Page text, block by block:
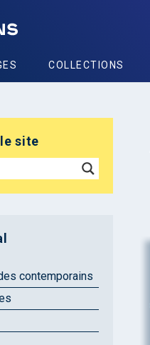
COLLECTIONS
site
contemporains